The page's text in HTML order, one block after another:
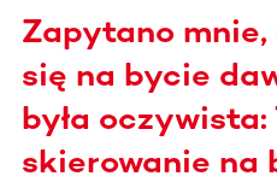
Zapytano
się na bycie
była oczywista:
skierowanie na